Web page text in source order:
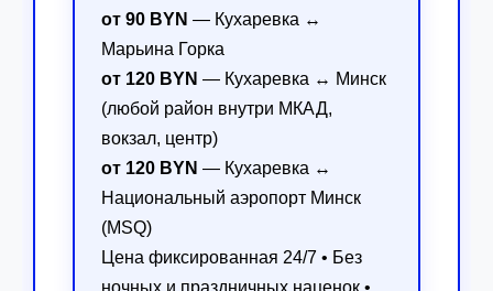
от 90 BYN — Кухаревка ↔
Марьина Горка
от 120 BYN — Кухаревка ↔ Минск
(любой район внутри МКАД,
вокзал, центр)
от 120 BYN — Кухаревка ↔
Национальный аэропорт Минск
(MSQ)
Цена фиксированная 24/7 • Без
ночных и праздничных наценок •